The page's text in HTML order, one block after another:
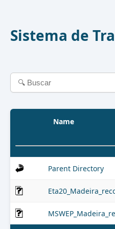
Sistema de
Name
Parent Directory